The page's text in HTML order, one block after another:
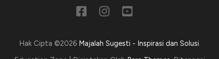
Hak Cipta ©2026 Majalah Sugesti - Inspirasi dan Solusi.